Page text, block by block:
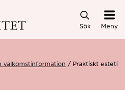
Sök Meny
välkomstinformation Praktiskt